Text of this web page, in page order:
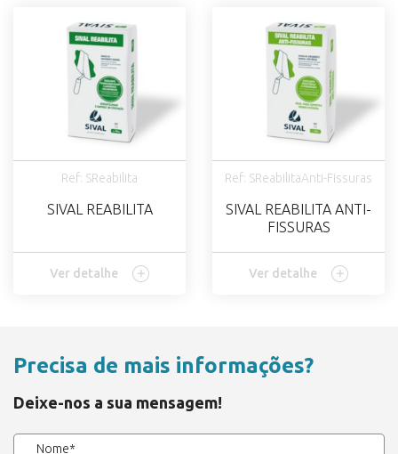
Ref: SReabilita
SIVAL REABILITA
Ver detalhe
Ref: SReabilitaAnti-Fissuras
SIVAL REABILITA ANTI-
FISSURAS
Ver detalhe
Precisa de mais informações?
Deixe-nos a sua mensagem!